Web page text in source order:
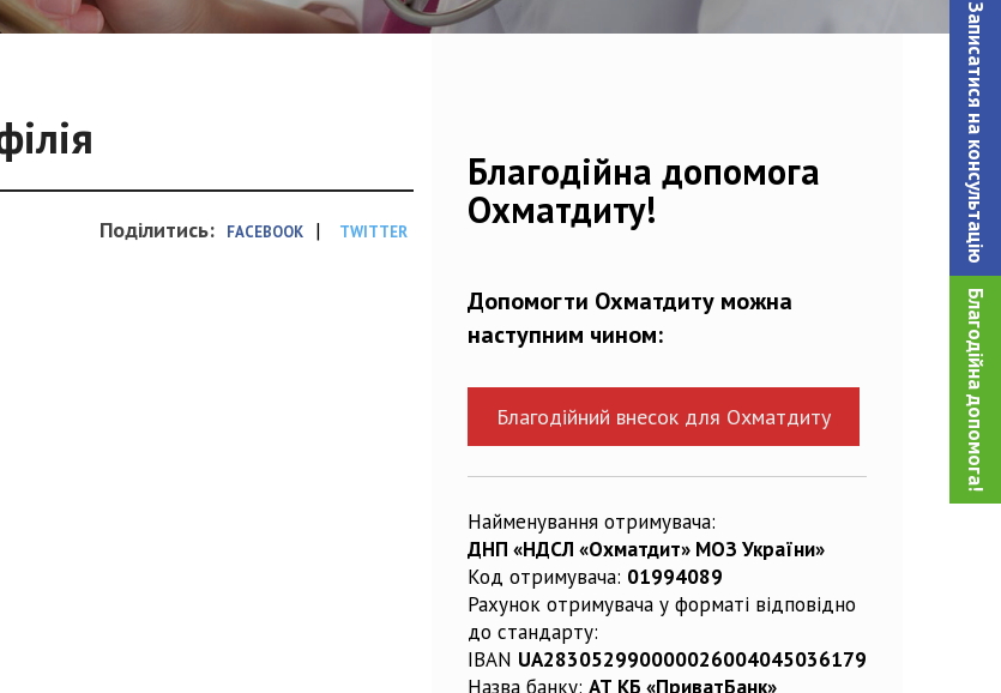
Записатися на консультацiю
Благодійна допомога!
Поділитись: FACEBOOK | TWITTER
Благодійна допомога
Охматдиту!
Допомогти Охматдиту можна
наступним чином:
Благодійний внесок для Охматдиту
Найменування отримувача:
ДНП «НДСЛ «Охматдит» МОЗ України»
Код отримувача: 01994089
Рахунок отримувача у форматі відповідно
до стандарту:
IBAN UA283052990000026004045036179
Назва банку: АТ КБ «ПриватБанк»